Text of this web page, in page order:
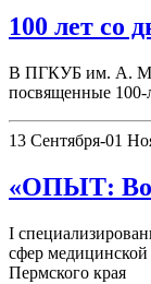
100 лет со
В ПГКУБ им. А. М.
посвященные 100-
13 Сентября-01
«ОПЫТ:
I
сфер
Пермского края